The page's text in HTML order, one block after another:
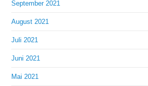
September 2021
August 2021
Juli 2021
Juni 2021
Mai 2021